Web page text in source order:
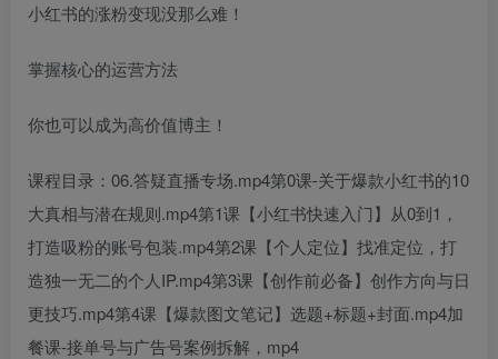
小红书的涨粉变现没那么难！
掌握核心的运营方法
你也可以成为高价值博主！
课程目录：06.答疑直播专场.mp4第0课-关于爆款小红书的10
大真相与潜在规则.mp4第1课【小红书快速入门】从0到1，
打造吸粉的账号包装.mp4第2课【个人定位】找准定位，打
造独一无二的个人IP.mp4第3课【创作前必备】创作方向与日
更技巧.mp4第4课【爆款图文笔记】选题+标题+封面.mp4加
餐课-接单号与广告号案例拆解，mp4